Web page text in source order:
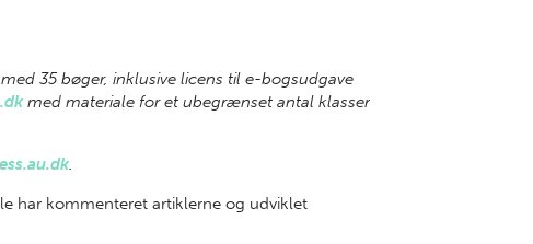
35 bøger, inklusive licens til e-bogsudgave
med materiale for et ubegrænset antal klasser
.
har kommenteret artiklerne og udviklet